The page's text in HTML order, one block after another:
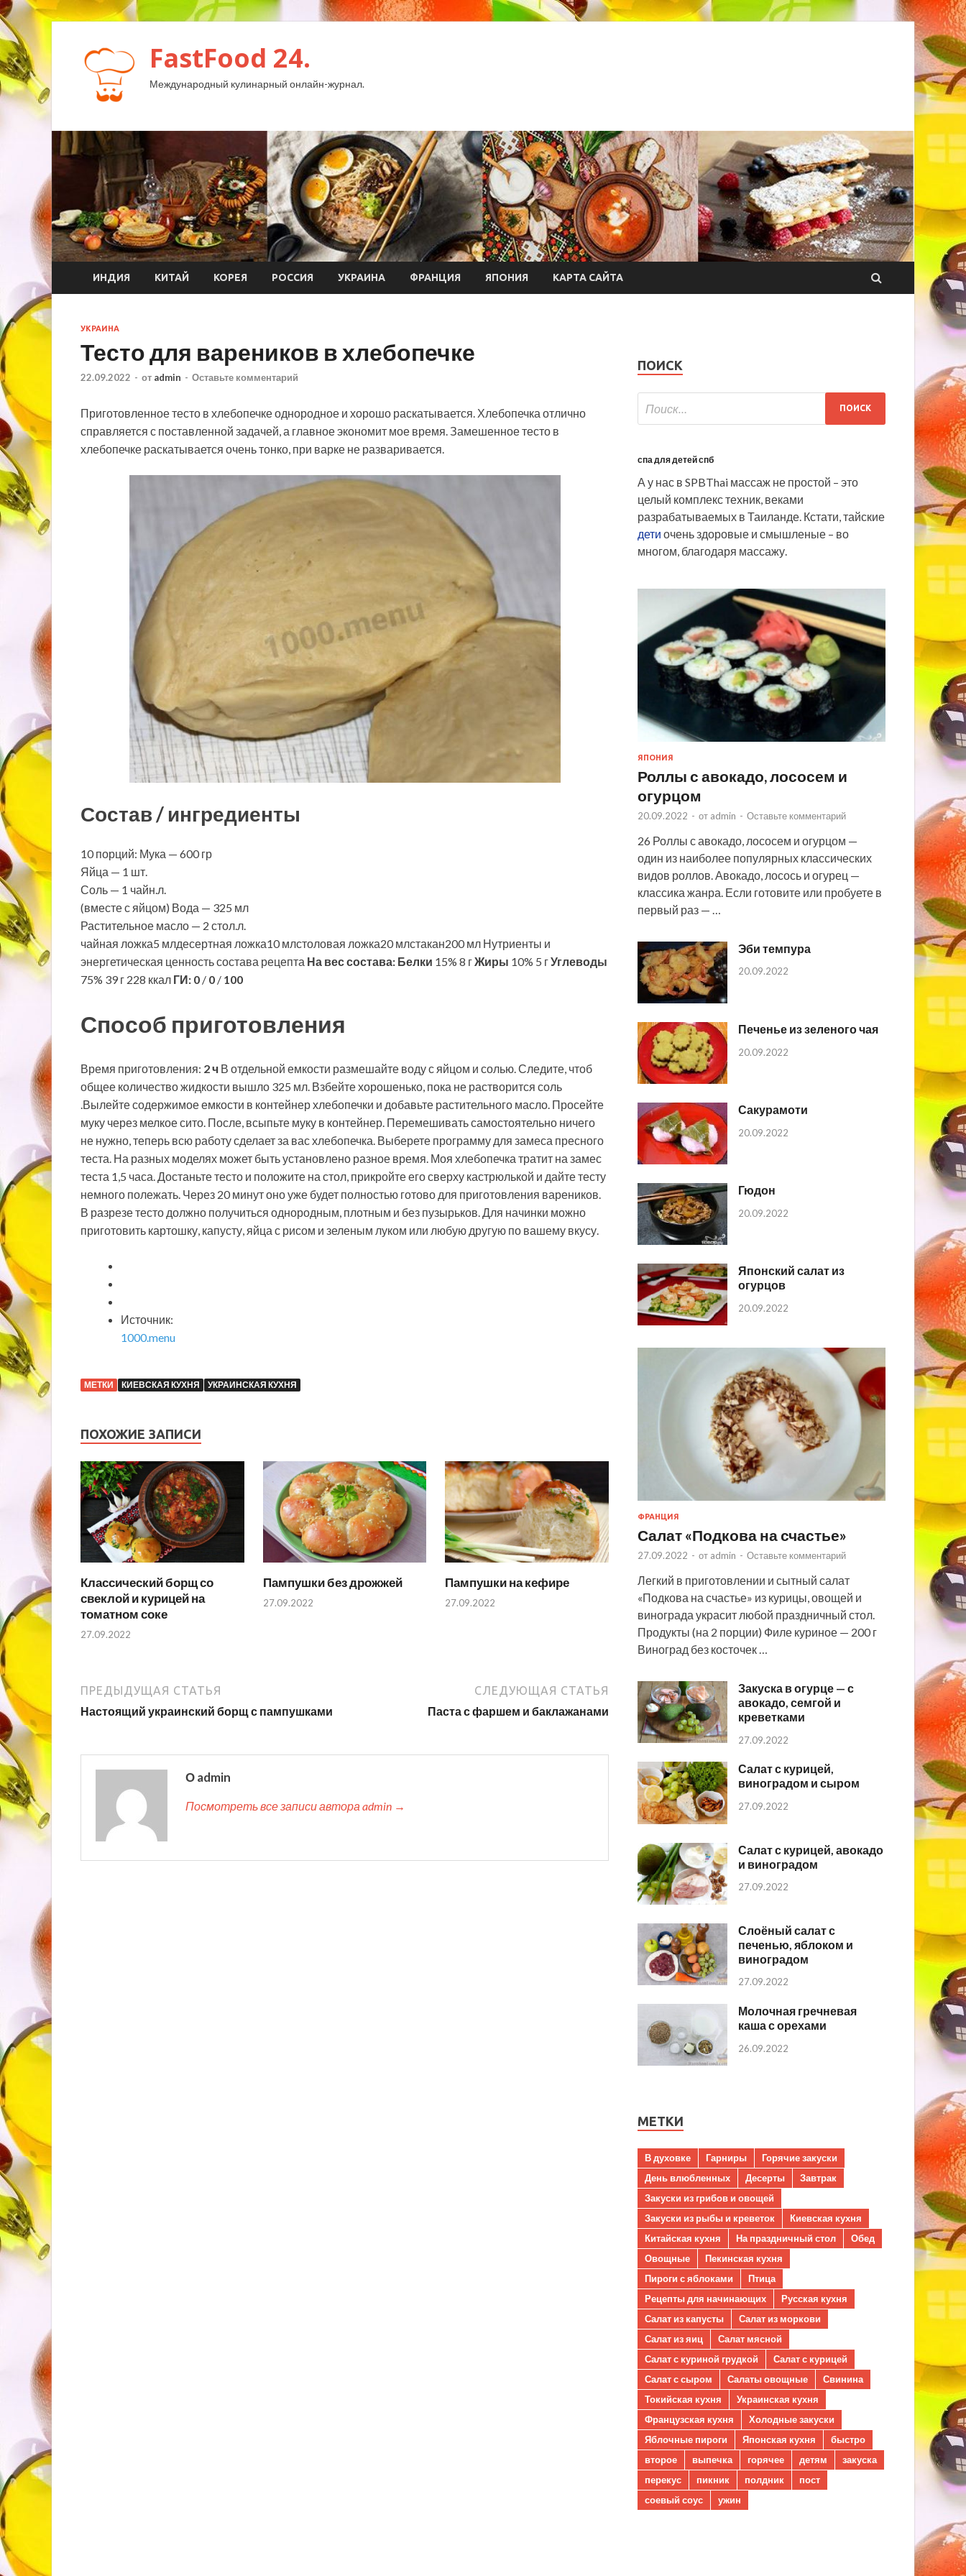
FastFood 24.
Международный кулинарный онлайн-журнал.
ИНДИЯ КИТАЙ КОРЕЯ РОССИЯ УКРАИНА ФРАНЦИЯ ЯПОНИЯ КАРТА САЙТА
УКРАИНА
Тесто для вареников в хлебопечке
22.09.2022 - от admin - Оставьте комментарий
Приготовленное тесто в хлебопечке однородное и хорошо раскатывается. Хлебопечка отлично
справляется с поставленной задачей, а главное экономит мое время. Замешенное тесто в
хлебопечке раскатывается очень тонко, при варке не разваривается.
Состав / ингредиенты
10 порций: Мука — 600 гр
Яйца — 1 шт.
Соль — 1 чайн.л.
(вместе с яйцом) Вода — 325 мл
Растительное масло — 2 стол.л.
чайная ложка5 млдесертная ложка10 млстоловая ложка20 млстакан200 мл Нутриенты и
энергетическая ценность состава рецепта На вес состава: Белки 15% 8 гЖиры 10% 5 гУглеводы
75% 39 г 228 ккал ГИ: 0 / 0 / 100
Способ приготовления
Время приготовления: 2 ч В отдельной емкости размешайте воду с яйцом и солью. Следите, чтоб
общее количество жидкости вышло 325 мл. Взбейте хорошенько, пока не растворится соль
.Вылейте содержимое емкости в контейнер хлебопечки и добавьте растительного масло. Просейте
муку через мелкое сито. После, всыпьте муку в контейнер. Перемешивать самостоятельно ничего
не нужно, теперь всю работу сделает за вас хлебопечка. Выберете программу для замеса пресного
теста. На разных моделях может быть установлено разное время. Моя хлебопечка тратит на замес
теста 1,5 часа. Достаньте тесто и положите на стол, прикройте его сверху кастрюлькой и дайте тесту
немного полежать. Через 20 минут оно уже будет полностью готово для приготовления вареников.
В разрезе тесто должно получиться однородным, плотным и без пузырьков. Для начинки можно
приготовить картошку, капусту, яйца с рисом и зеленым луком или любую другую по вашему вкусу.
Источник:
1000.menu
МЕТКИ КИЕВСКАЯ КУХНЯ УКРАИНСКАЯ КУХНЯ
ПОХОЖИЕ ЗАПИСИ
Классический борщ со
свеклой и курицей на
томатном соке
27.09.2022
Пампушки без дрожжей
27.09.2022
Пампушки на кефире
27.09.2022
ПРЕДЫДУЩАЯ СТАТЬЯ
Настоящий украинский борщ с пампушками
СЛЕДУЮЩАЯ СТАТЬЯ
Паста с фаршем и баклажанами
О admin
Посмотреть все записи автора admin →
ПОИСК
спа для детей спб
А у нас в SPBThai массаж не простой – это
целый комплекс техник, веками
разрабатываемых в Таиланде. Кстати, тайские
дети очень здоровые и смышленые – во
многом, благодаря массажу.
ЯПОНИЯ
Роллы с авокадо, лососем и
огурцом
20.09.2022 - от admin - Оставьте комментарий
26 Роллы с авокадо, лососем и огурцом —
один из наиболее популярных классических
видов роллов. Авокадо, лосось и огурец —
классика жанра. Если готовите или пробуете в
первый раз — …
Эби темпура
20.09.2022
Печенье из зеленого чая
20.09.2022
Сакурамоти
20.09.2022
Гюдон
20.09.2022
Японский салат из
огурцов
20.09.2022
ФРАНЦИЯ
Салат «Подкова на счастье»
27.09.2022 - от admin - Оставьте комментарий
Легкий в приготовлении и сытный салат
«Подкова на счастье» из курицы, овощей и
винограда украсит любой праздничный стол.
Продукты (на 2 порции) Филе куриное — 200 г
Виноград без косточек …
Закуска в огурце — с
авокадо, семгой и
креветками
27.09.2022
Салат с курицей,
виноградом и сыром
27.09.2022
Салат с курицей, авокадо
и виноградом
27.09.2022
Слоёный салат с
печенью, яблоком и
виноградом
27.09.2022
Молочная гречневая
каша с орехами
26.09.2022
МЕТКИ
В духовке Гарниры
Горячие закуски
День влюбленных
Десерты
Завтрак
Закуски из грибов и овощей
Закуски из рыбы и креветок
Киевская кухня
Китайская кухня
На праздничный стол
Обед
Овощные
Пекинская кухня
Пироги с яблоками
Птица
Рецепты для начинающих
Русская кухня
Салат из капусты
Салат из моркови
Салат из яиц
Салат мясной
Салат с куриной грудкой
Салат с курицей
Салат с сыром
Салаты овощные
Свинина
Токийская кухня
Украинская кухня
Французская кухня
Холодные закуски
Яблочные пироги
Японская кухня
быстро
второе
выпечка горячее детям
закуска
перекус
пикник полдник
пост
соевый соус
ужин